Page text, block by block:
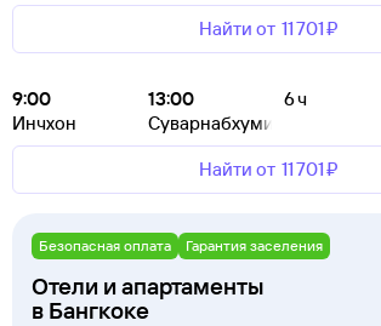
Найти от 11 ⁠701 ⁠₽
9:00
Инчхон
13:00
Суварнабхуми
6 ч
Найти от 11 ⁠701 ⁠₽
Безопасная оплата Гарантия заселения
Отели и апартаменты
в Бангкоке